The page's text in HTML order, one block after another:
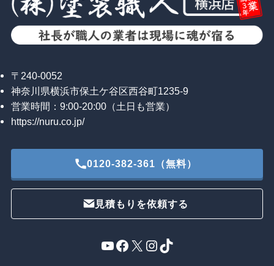
〒240-0052
神奈川県横浜市保土ケ谷区西谷町1235-9
営業時間：9:00-20:00（土日も営業）
https://nuru.co.jp/
0120-382-361（無料）
見積もりを依頼する
YouTube
Facebook
X Instagram
TikTok